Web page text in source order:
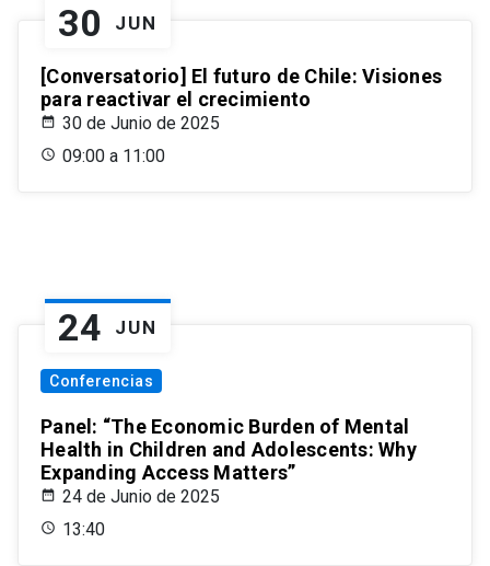
30 JUN
[Conversatorio] El futuro de Chile: Visiones
para reactivar el crecimiento
30 de Junio de 2025
09:00 a 11:00
24 JUN
Conferencias
Panel: “The Economic Burden of Mental
Health in Children and Adolescents: Why
Expanding Access Matters”
24 de Junio de 2025
13:40